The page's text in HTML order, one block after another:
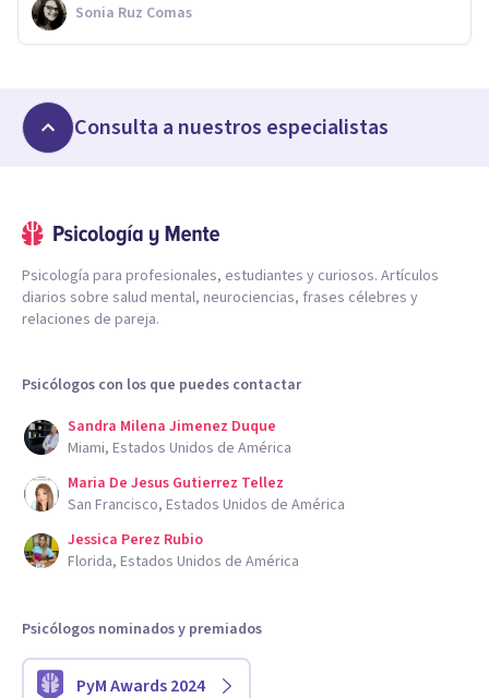
Sonia Ruz Comas
Consulta a nuestros especialistas
Psicología para profesionales, estudiantes y curiosos. Artículos
diarios sobre salud mental, neurociencias, frases célebres y
relaciones de pareja.
Psicólogos con los que puedes contactar
Sandra Milena Jimenez Duque
Miami, Estados Unidos de América
Maria De Jesus Gutierrez Tellez
San Francisco, Estados Unidos de América
Jessica Perez Rubio
Florida, Estados Unidos de América
Psicólogos nominados y premiados
PyM Awards 2024